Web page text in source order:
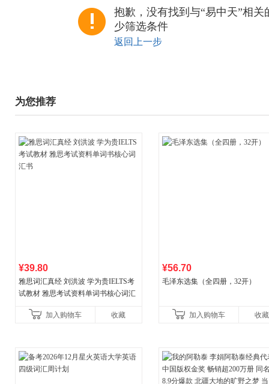
抱歉，没有找到与“易中天”相
少筛选条件
返回上一步
为您推荐
¥39.80
雅思词汇真经 刘洪波 学为贵IELTS考
试教材 雅思考试资料单词书核心词汇
加入购物车
收藏
¥56.70
毛泽东选集（全四册，32开）
加入购物车 收藏